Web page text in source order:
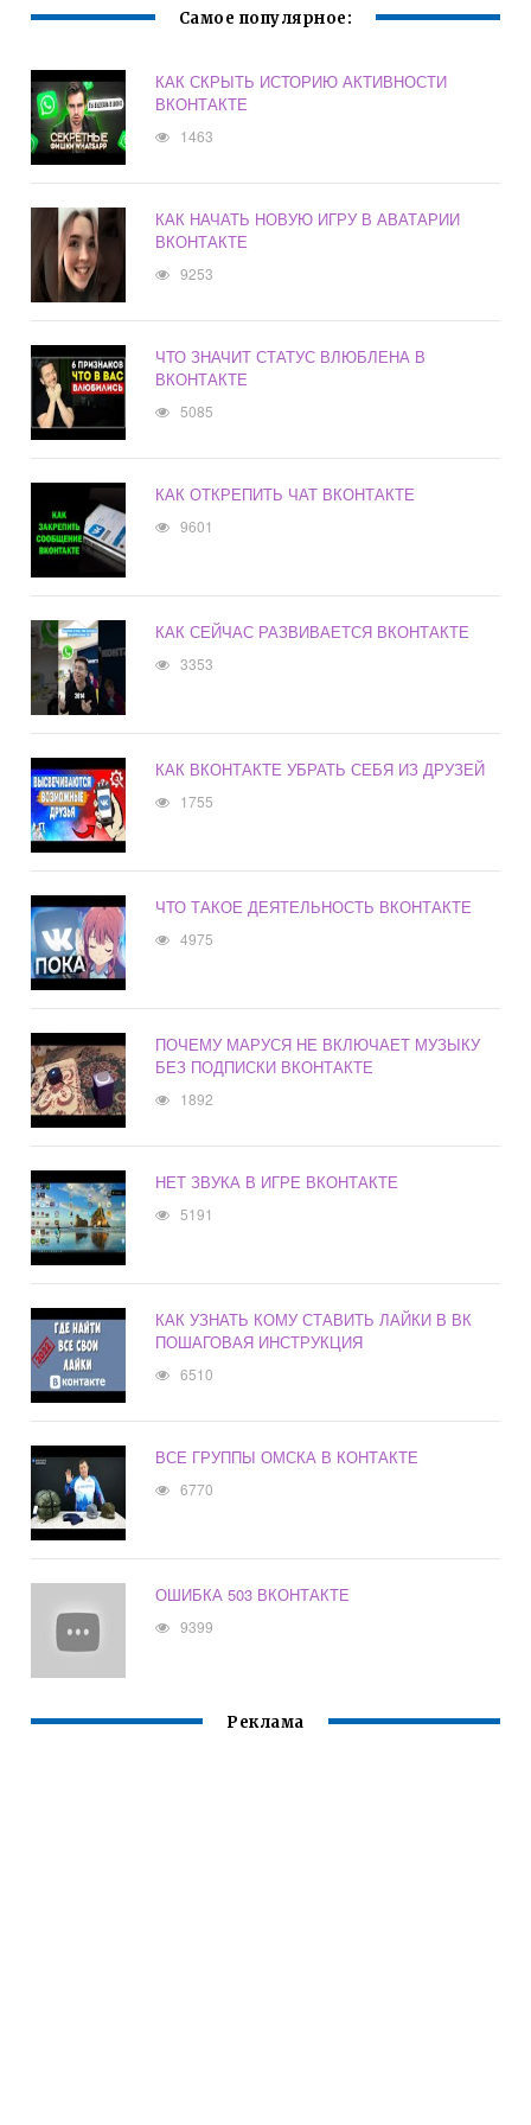
Самое популярное:
КАК СКРЫТЬ ИСТОРИЮ АКТИВНОСТИ
ВКОНТАКТЕ
1463
КАК НАЧАТЬ НОВУЮ ИГРУ В АВАТАРИИ
ВКОНТАКТЕ
9253
ЧТО ЗНАЧИТ СТАТУС ВЛЮБЛЕНА В
ВКОНТАКТЕ
5085
КАК ОТКРЕПИТЬ ЧАТ ВКОНТАКТЕ
9601
КАК СЕЙЧАС РАЗВИВАЕТСЯ ВКОНТАКТЕ
3353
КАК ВКОНТАКТЕ УБРАТЬ СЕБЯ ИЗ ДРУЗЕЙ
1755
ЧТО ТАКОЕ ДЕЯТЕЛЬНОСТЬ ВКОНТАКТЕ
4975
ПОЧЕМУ МАРУСЯ НЕ ВКЛЮЧАЕТ МУЗЫКУ
БЕЗ ПОДПИСКИ ВКОНТАКТЕ
1892
НЕТ ЗВУКА В ИГРЕ ВКОНТАКТЕ
5191
КАК УЗНАТЬ КОМУ СТАВИТЬ ЛАЙКИ В ВК
ПОШАГОВАЯ ИНСТРУКЦИЯ
6510
ВСЕ ГРУППЫ ОМСКА В КОНТАКТЕ
6770
ОШИБКА 503 ВКОНТАКТЕ
9399
Реклама